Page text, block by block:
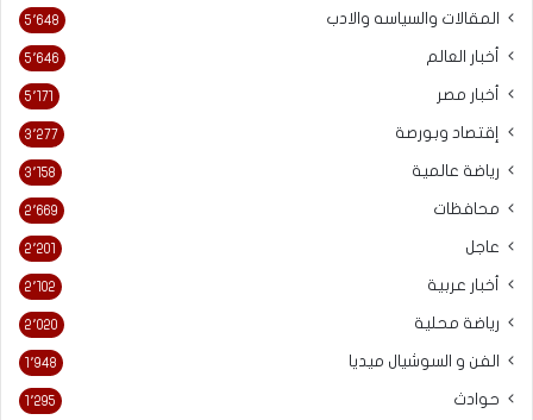
المقالات والسياسه والادب 5٬648
أخبار العالم 5٬646
أخبار مصر 5٬171
إقتصاد وبورصة 3٬277
رياضة عالمية 3٬158
محافظات 2٬669
عاجل 2٬201
أخبار عربية 2٬102
رياضة محلية 2٬020
الفن و السوشيال ميديا 1٬948
حوادث 1٬295